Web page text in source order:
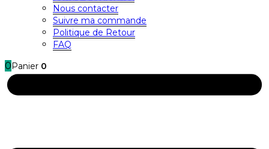
Nous contacter
Suivre ma commande
Politique de Retour
FAQ
0 Panier 0